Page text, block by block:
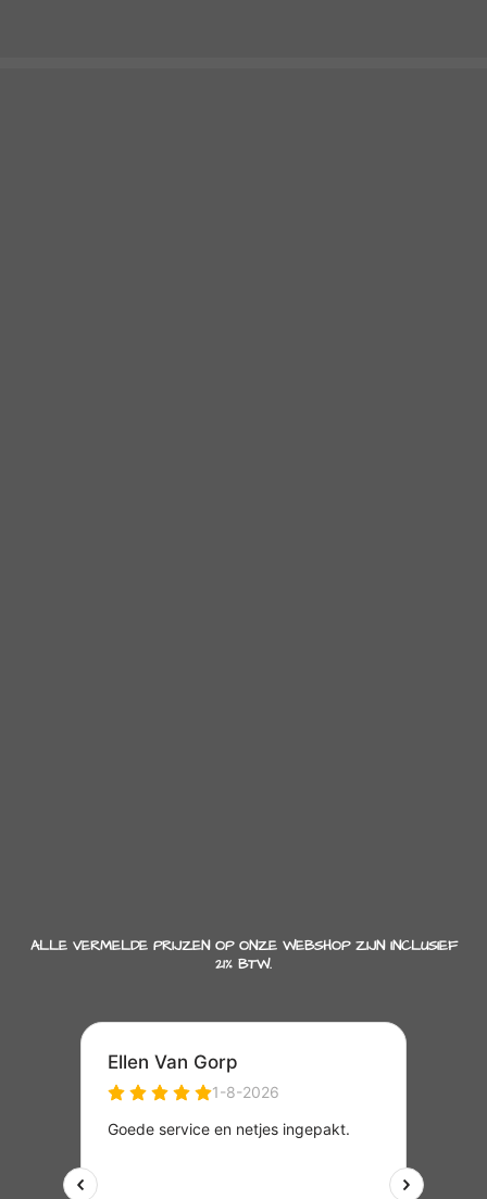
ALLE VERMELDE PRIJZEN OP ONZE WEBSHOP ZIJN INCLUSIEF
21% BTW.